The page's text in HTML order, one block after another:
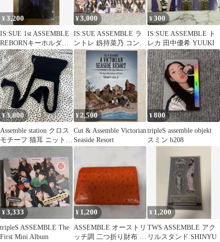
¥3,200
IS:SUE 1st ASSEMBLE
REBORNキーホルダー
新品未開封品
¥3,000
IS:SUE ASSEMBLE ラ
ントレ 釼持菜乃 コンプ
リート
¥300
IS:SUE ASSEMBLE ト
レカ 田中優希 YUUKI
¥3,000
Assemble station クロス
モチーフ 猫耳 ニット帽
ブラック
¥2,500
Cut & Assemble Victorian
Seaside Resort
¥800
tripleS assemble objekt
スミン b208
¥3,333
tripleS ASSEMBLE The
First Mini Album
¥ 1,200
ASSEMBLE オーストリ
ッチ調 二つ折り財布 オ
¥ 1,200
TWS ASSEMBLE アク
リルスタンド SHINYU